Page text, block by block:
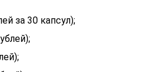
за 30 капсул);